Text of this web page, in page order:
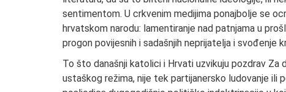
sentimentom. U crkvenim medijima ponajbolje se
hrvatskom narodu: lamentiranje nad patnjama u
progon povijesnih i sadašnjih neprijatelja i svođenje
To što današnji katolici i Hrvati uzvikuju pozdrav
ustaškog režima, nije tek partijanersko ludovanje ili